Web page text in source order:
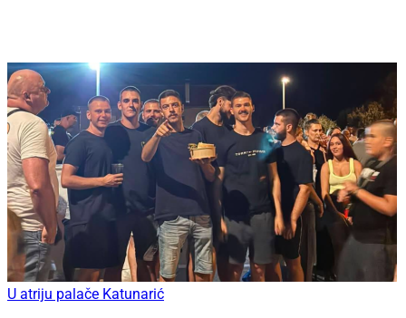
U atriju palače Katunarić